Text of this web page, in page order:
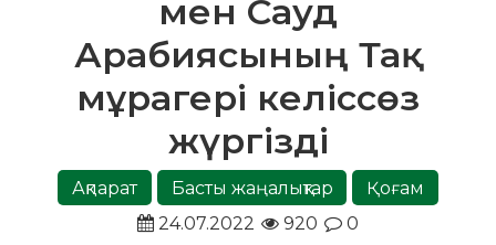
мен Сауд
Арабиясының Тақ
мұрагері келіссөз
жүргізді
Ақпарат Басты жаңалықтар
Қоғам
24.07.2022
920 0